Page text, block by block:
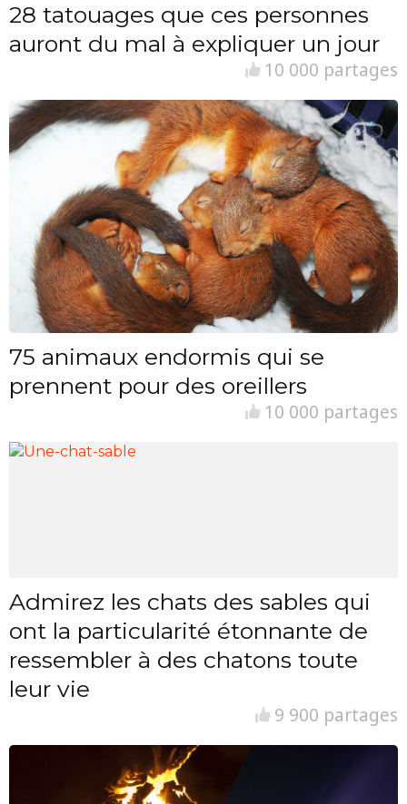
28 tatouages que ces personnes
auront du mal à expliquer un jour
10 000 partages
75 animaux endormis qui se
prennent pour des oreillers
10 000 partages
Admirez les chats des sables qui
ont la particularité étonnante de
ressembler à des chatons toute
leur vie
9 900 partages